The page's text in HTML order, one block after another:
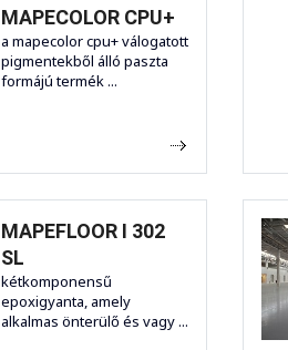
MAPECOLOR CPU+
a mapecolor cpu+ válogatott
pigmentekből álló paszta
formájú termék ...
MAPEFLOOR I 302
SL
kétkomponensű
epoxigyanta, amely
alkalmas önterülő és vagy ...